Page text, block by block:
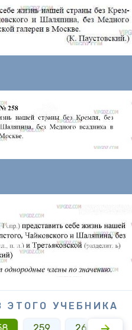
ЭТОГО УЧЕБНИКА